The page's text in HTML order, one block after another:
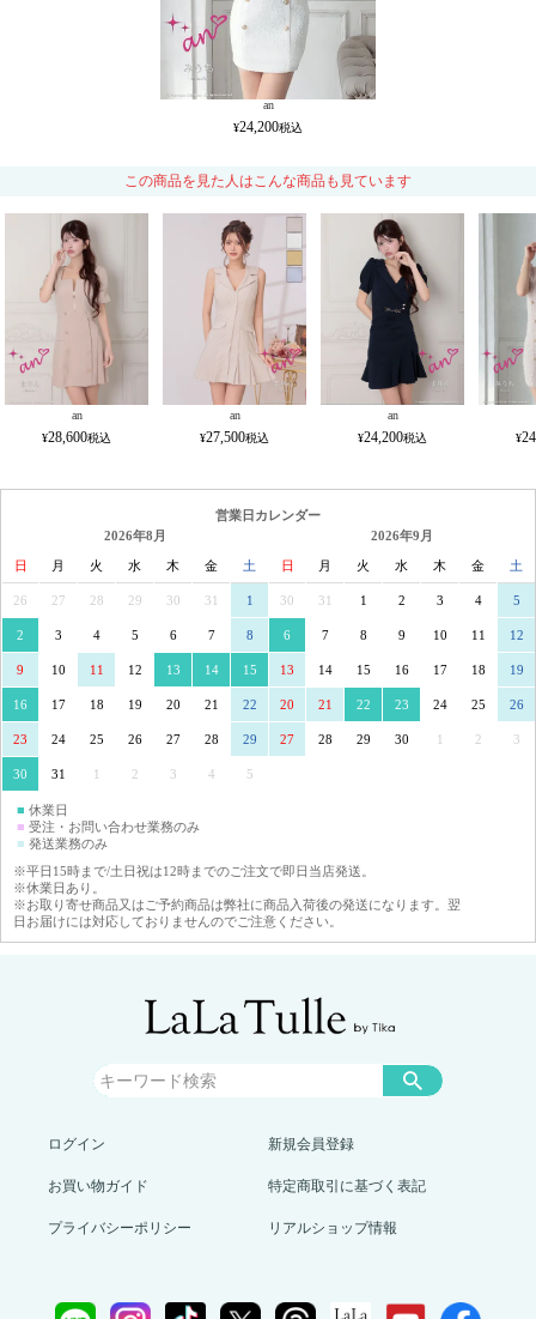
an
24,200
この商品を見た人はこんな商品も見ています
an
28,600
an
27,500
an
24,200
営業日カレンダー
2026年8月
日 月 火 水 木 金 土
26 27 28 29 30 31 1
2 3 4 5 6 7 8
9 10 11 12 13 14 15
16 17 18 19 20 21 22
23 24 25 26 27 28 29
30 31 1 2 3 4 5
2026年9月
日 月 火 水 木 金 土
30 31 1 2 3 4 5
6 7 8 9 10 11 12
13 14 15 16 17 18 19
20 21 22 23 24 25 26
27 28 29 30 1 2 3
■ 休業日
■ 受注・お問い合わせ業務のみ
■ 発送業務のみ
※平日15時まで/土日祝は12時までのご注文で即日当店発送。
※休業日あり。
※お取り寄せ商品又はご予約商品は弊社に商品入荷後の発送になります。翌
日お届けには対応しておりませんのでご注意ください。
ログイン 新規会員登録
お買い物ガイド 特定商取引に基づく表記
プライバシーポリシー リアルショップ情報